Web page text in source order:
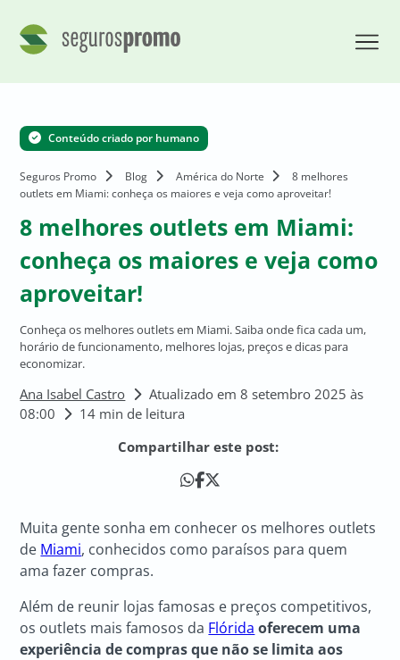
Conteúdo criado por humano
Seguros Promo Blog América do Norte
8 melhores
outlets em Miami: conheça os maiores e veja como aproveitar!
8 melhores outlets em Miami:
conheça os maiores e veja como
aproveitar!
Conheça os melhores outlets em Miami. Saiba onde fica cada um,
horário de funcionamento, melhores lojas, preços e dicas para
economizar.
Ana Isabel Castro
Atualizado em 8 setembro 2025 às
08:00
14 min de leitura
Compartilhar este post:
Muita gente sonha em conhecer os melhores outlets
de Miami, conhecidos como paraísos para quem
ama fazer compras.
Além de reunir lojas famosas e preços competitivos,
os outlets mais famosos da Flórida oferecem uma
experiência de compras que não se limita aos